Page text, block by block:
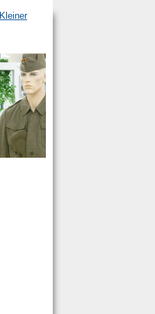
Kleiner